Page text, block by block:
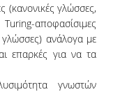
ΚΑΙ
γλώσσες,
αποφασίσιμες
ανάλογα με
επαρκές για να τα
γνωστών